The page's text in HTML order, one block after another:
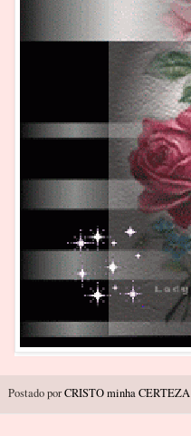
Postado porCRISTO minha CERTEZA